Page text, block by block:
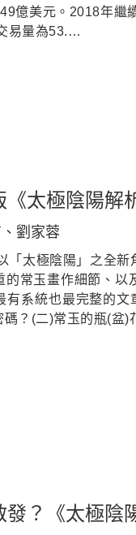
億美元。2018年繼
易量為53.…
《太極陰陽解
劉家蓉
「太極陰陽」之全
的常玉畫作細節、
有系統也最完整的
碼？(二)常玉的瓶(盆
發？《太極陰